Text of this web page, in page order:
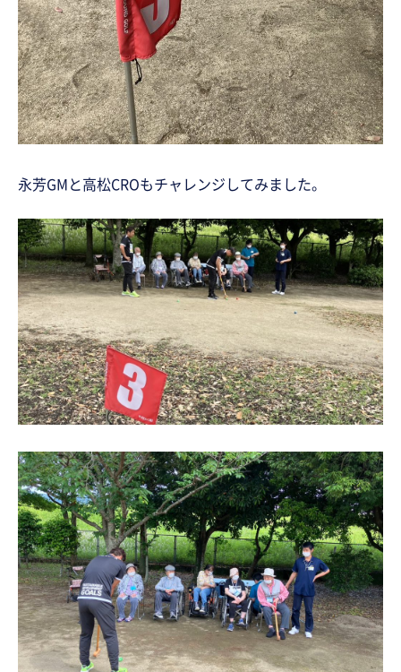
永芳GMと高松CROもチャレンジしてみました。